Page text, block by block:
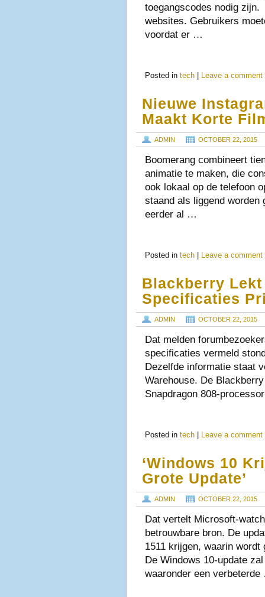
toegangscodes nodig
websites. Gebruikers
voordat er …
Posted in tech Leave a comment
Nieuwe
Maakt Korte
ADMIN OCTOBER 22, 2015
Boomerang combineert
animatie te maken, die
ook lokaal op de telefoon
staand als liggend
eerder al …
Posted in tech Leave a comment
Blackberry
Specificaties
ADMIN OCTOBER 22, 2015
Dat melden
specificaties vermeld
Dezelfde informatie staat
Warehouse. De
Snapdragon 808-
Posted in tech Leave a comment
‘Windows 10
Grote Update’
ADMIN OCTOBER 22, 2015
Dat vertelt Microsoft-
betrouwbare bron. De
1511 krijgen, waarin
De Windows 10-update
waaronder een